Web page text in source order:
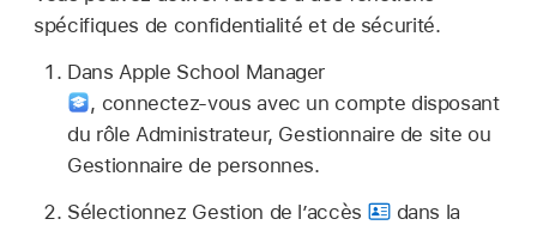
spécifiques de confidentialité et de sécurité.
Dans Apple School Manager
, connectez‑vous avec un compte disposant
du rôle Administrateur, Gestionnaire de site ou
Gestionnaire de personnes.
Sélectionnez Gestion de l’accès
dans la